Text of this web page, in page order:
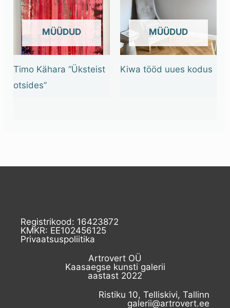
OUT OF STOCK
Timo Kähara “Üksteist
otsides”
OUT OF STOCK
Kiwa tööd uues kodus
Registrikood: 16423872
KMKR: EE102456125
Privaatsuspoliitika
Artrovert OÜ
Kaasaegse kunsti galerii
aastast 2022
Ristiku 10, Telliskivi, Tallinn
galerii@artrovert.ee